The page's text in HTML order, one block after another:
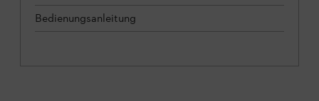
Bedienungsanleitung